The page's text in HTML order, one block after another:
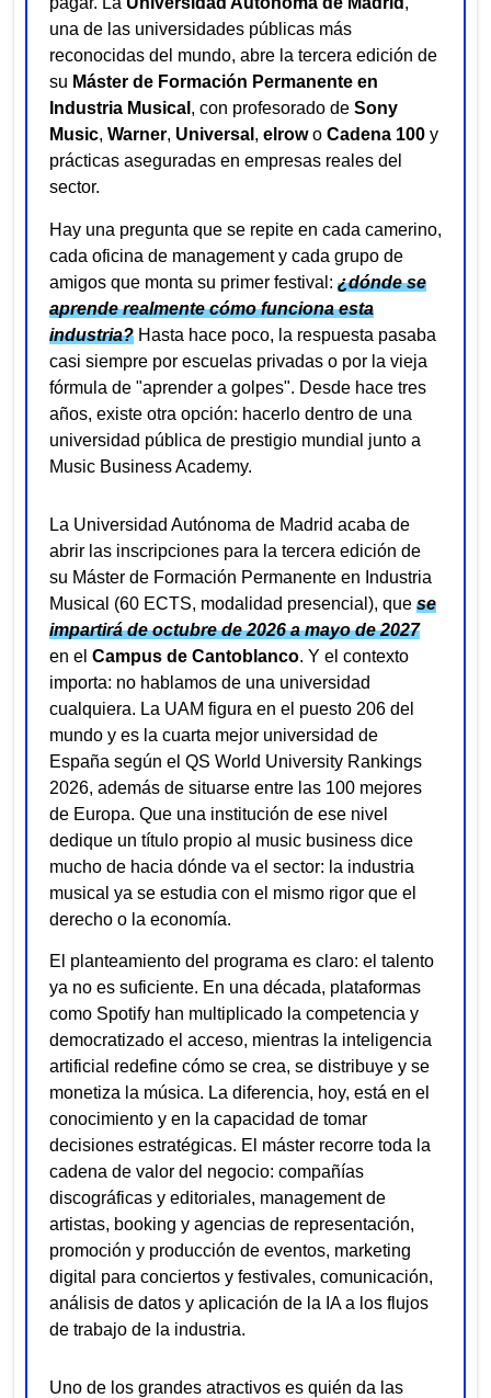
una de las universidades públicas más
reconocidas del mundo, abre la tercera edición de
su Máster de Formación Permanente en
Industria Musical , con profesorado de Sony
Music, Warner, Universal , elrowo Cadena 100 y
prácticas aseguradas en empresas reales del
sector.
Hay una pregunta que se repite en cada camerino,
cada oficina de management y cada grupo de
amigos que monta su primer festival: ¿dónde se
aprende realmente cómo funciona esta
industria? Hasta hace poco, la respuesta pasaba
casi siempre por escuelas privadas o por la vieja
fórmula de "aprender a golpes". Desde hace tres
años, existe otra opción: hacerlo dentro de una
universidad pública de prestigio mundial junto a
Music Business Academy.
La Universidad Autónoma de Madrid acaba de
abrir las inscripciones para la tercera edición de
su Máster de Formación Permanente en Industria
Musical (60 ECTS, modalidad presencial), que se
impartirá de octubre de 2026 a mayo de 2027
en el Campus de Cantoblanco. Y el contexto
importa: no hablamos de una universidad
cualquiera. La UAM figura en el puesto 206 del
mundo y es la cuarta mejor universidad de
España según el QS World University Rankings
2026, además de situarse entre las 100 mejores
de Europa. Que una institución de ese nivel
dedique un título propio al music business dice
mucho de hacia dónde va el sector: la industria
musical ya se estudia con el mismo rigor que el
derecho o la economía.
El planteamiento del programa es claro: el talento
ya no es suficiente. En una década, plataformas
como Spotify han multiplicado la competencia y
democratizado el acceso, mientras la inteligencia
artificial redefine cómo se crea, se distribuye y se
monetiza la música. La diferencia, hoy, está en el
conocimiento y en la capacidad de tomar
decisiones estratégicas. El máster recorre toda la
cadena de valor del negocio: compañías
discográficas y editoriales, management de
artistas, booking y agencias de representación,
promoción y producción de eventos, marketing
digital para conciertos y festivales, comunicación,
análisis de datos y aplicación de la IA a los flujos
de trabajo de la industria.
Uno de los grandes atractivos es quién da las